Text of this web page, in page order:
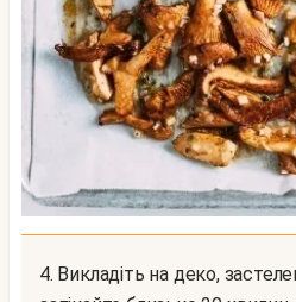
4. Викладіть на деко, застелене пергаментом, і